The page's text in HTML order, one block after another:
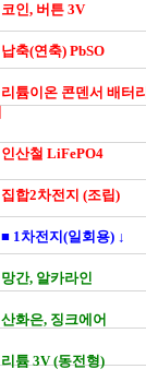
코인, 버튼 3V
납축(연축) PbSO
리튬이온 콘덴서 배터리
인산철 LiFePO4
집합2차전지 (조립)
■ 1차전지(일회용) ↓
망간, 알카라인
산화은, 징크에어
리튬 3V (동전형)